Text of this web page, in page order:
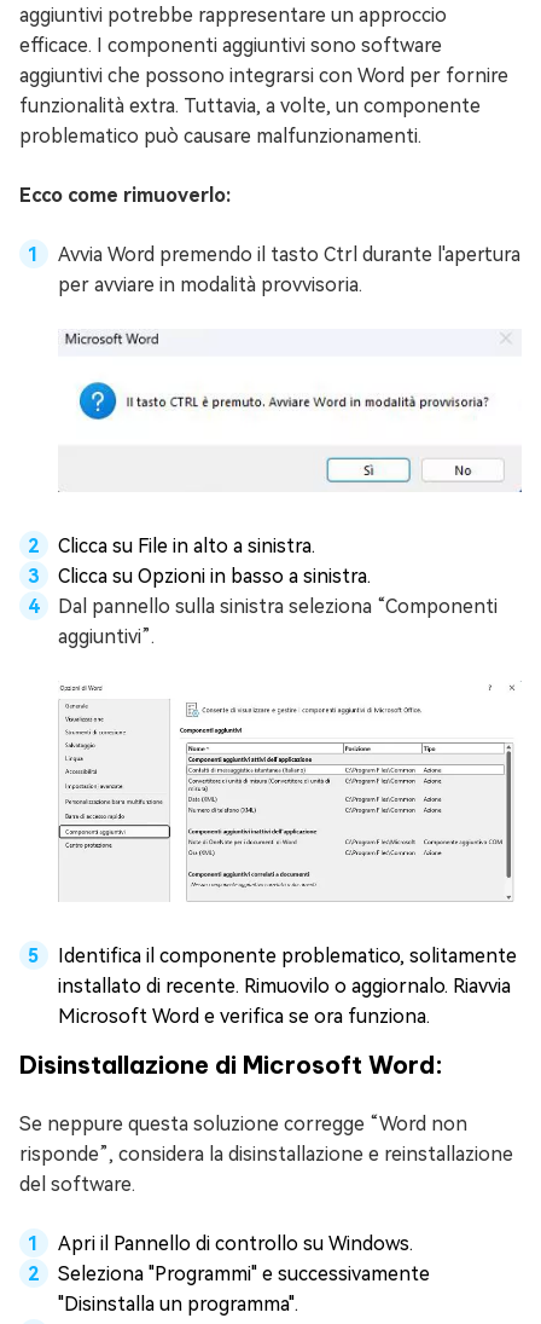
aggiuntivi potrebbe rappresentare un approccio
efficace. I componenti aggiuntivi sono software
aggiuntivi che possono integrarsi con Word per fornire
funzionalità extra. Tuttavia, a volte, un componente
problematico può causare malfunzionamenti.
Ecco come rimuoverlo:
Avvia Word premendo il tasto Ctrl durante l'apertura
per avviare in modalità provvisoria.
Clicca su File in alto a sinistra.
Clicca su Opzioni in basso a sinistra.
Dal pannello sulla sinistra seleziona “Componenti
aggiuntivi”.
Identifica il componente problematico, solitamente
installato di recente. Rimuovilo o aggiornalo. Riavvia
Microsoft Word e verifica se ora funziona.
Disinstallazione di Microsoft Word:
Se neppure questa soluzione corregge “Word non
risponde”, considera la disinstallazione e reinstallazione
del software.
Apri il Pannello di controllo su Windows.
Seleziona "Programmi" e successivamente
"Disinstalla un programma".